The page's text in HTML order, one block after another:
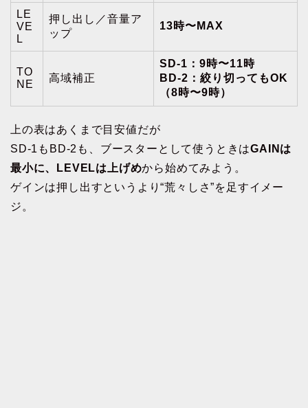
LE
VE
L
押し出し／音量ア
ップ
13時〜MAX
TO
NE
高域補正
SD-1：9時〜11時
BD-2：絞り切ってもOK
（8時〜9時）
上の表はあくまで目安値だが
SD-1もBD-2も、ブースターとして使うときはGAINは
最小に、LEVELは上げめから始めてみよう。
ゲインは押し出すというより“荒々しさ”を足すイメー
ジ。